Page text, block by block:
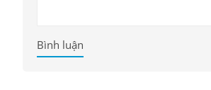
Bình luận